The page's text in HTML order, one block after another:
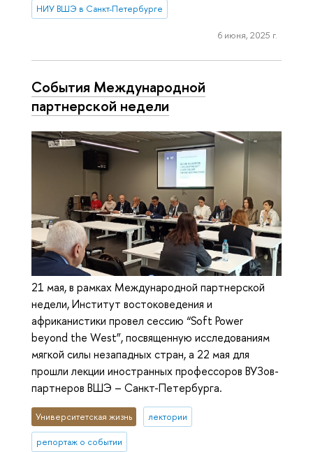
НИУ ВШЭ в Санкт-Петербурге
6 июня, 2025 г.
События Международной
партнерской недели
21 мая, в рамках Международной партнерской
недели, Институт востоковедения и
африканистики провел сессию “Soft Power
beyond the West”, посвященную исследованиям
мягкой силы незападных стран, а 22 мая для
прошли лекции иностранных профессоров ВУЗов-
партнеров ВШЭ – Санкт-Петербурга.
Университетская жизнь лектории
репортаж о событии